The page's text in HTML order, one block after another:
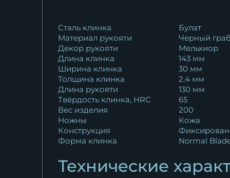
Нож Вепрь Х12МФ с никелем
рукоять...
16 587
Нож Вепрь Elmax мельхиор
наборная...
18 807₽
Нож Вепрь булат черный
граб...
Нож Вепрь дамаск черный
Сталь клинка
Булат
Материал рукояти
Черный граб
Декор рукояти
Мельхиор
Длина клинка
143 мм
Ширина клинка
30 мм
Толщина клинка
2.4 мм
Длина рукояти
130 мм
Твёрдость клинка, HRC
65
Вес изделия
200
Ножны
Кожа
Конструкция
Форма клинка
Normal
Технические